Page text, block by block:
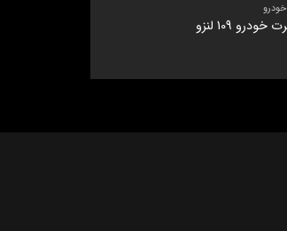
خودرو
109 لنزو